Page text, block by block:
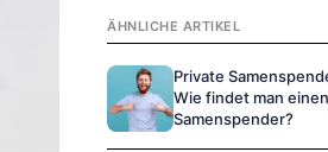
ÄHNLICHE ARTIKEL
Private
Wie findet man
Samenspender?